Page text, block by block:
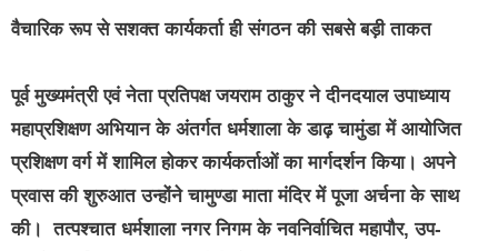
वैचारिक रूप से सशक्त कार्यकर्ता ही संगठन की सबसे बड़ी ताकत
पूर्व मुख्यमंत्री एवं नेता प्रतिपक्ष जयराम ठाकुर ने दीनदयाल उपाध्याय
महाप्रशिक्षण अभियान के अंतर्गत धर्मशाला के डाढ़ चामुंडा में आयोजित
प्रशिक्षण वर्ग में शामिल होकर कार्यकर्ताओं का मार्गदर्शन किया। अपने
प्रवास की शुरुआत उन्होंने चामुण्डा माता मंदिर में पूजा अर्चना के साथ
की। तत्पश्चात धर्मशाला नगर निगम के नवनिर्वाचित महापौर, उप-